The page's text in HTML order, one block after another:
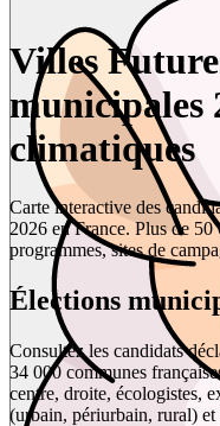
Villes
municipales
climatiques
Carte interactive des
2026 en France. Plus de
programmes, sites de
Élections
Consultez les candidats
34 000 communes
centre, droite, écologistes,
(urbain, périurbain, rural)